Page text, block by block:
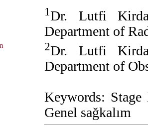
1Dr. Lutfi
Department of
2Dr. Lutfi
Department of
Keywords:
Genel sağkalım